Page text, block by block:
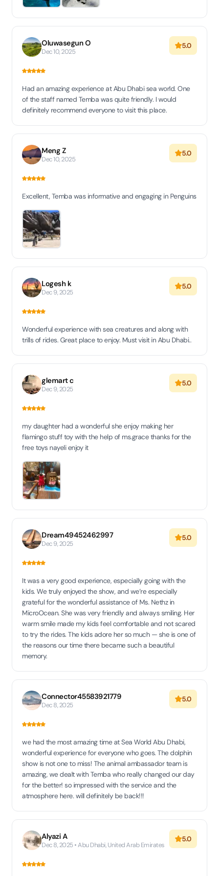
Oluwasegun O
Dec 10, 2025
5.0
Had an amazing experience at Abu Dhabi sea world. One
of the staff named Temba was quite friendly. I would
definitely recommend everyone to visit this place.
Meng Z
Dec 10, 2025
5.0
Excellent, Temba was informative and engaging in Penguins
Logesh k
Dec 9, 2025
5.0
Wonderful experience with sea creatures and along with
trills of rides. Great place to enjoy. Must visit in Abu Dhabi..
glemart c
Dec 9, 2025
5.0
my daughter had a wonderful she enjoy making her
flamingo stuff toy with the help of ms.grace thanks for the
free toys nayeli enjoy it
Dream49452462997
Dec 9, 2025
5.0
It was a very good experience, especially going with the
kids. We truly enjoyed the show, and we’re especially
grateful for the wonderful assistance of Ms. Nethz in
MicroOcean. She was very friendly and always smiling. Her
warm smile made my kids feel comfortable and not scared
to try the rides. The kids adore her so much — she is one of
the reasons our time there became such a beautiful
memory.
Connector45583921779
Dec 8, 2025
5.0
we had the most amazing time at Sea World Abu Dhabi,
wonderful experience for everyone who goes. The dolphin
show is not one to miss! The animal ambassador team is
amazing, we dealt with Temba who really changed our day
for the better! so impressed with the service and the
atmosphere here. will definitely be back!!!
Alyazi A
Dec 8, 2025 • Abu Dhabi, United Arab Emirates
5.0